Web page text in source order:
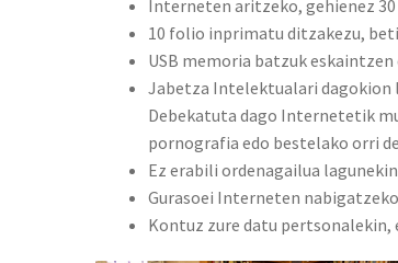
Interneten aritzeko, gehienez
10 folio inprimatu ditzakezu,
USB memoria batzuk
Jabetza Intelektualari dagokion
Debekatuta dago Internetetik
pornografia edo bestelako orri
Ez erabili ordenagailua
Gurasoei Interneten
Kontuz zure datu pertsonalekin,